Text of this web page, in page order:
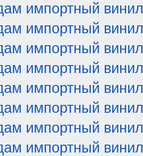
импортный винил
импортный винил
импортный винил
импортный винил
импортный винил
импортный винил
импортный винил
импортный винил